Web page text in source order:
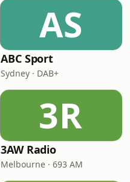
AS
ABC Sport
Sydney · DAB+
3R
3AW Radio
Melbourne · 693 AM